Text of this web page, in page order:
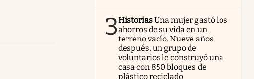
3HistoriasUna mujer gastó los
ahorros de su vida en un
terreno vacío. Nueve años
después, un grupo de
voluntarios le construyó una
casa con 850 bloques de
plástico reciclado